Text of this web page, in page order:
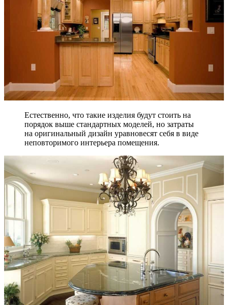
Естественно, что такие изделия будут стоить на
порядок выше стандартных моделей, но затраты
на оригинальный дизайн уравновесят себя в виде
неповторимого интерьера помещения.